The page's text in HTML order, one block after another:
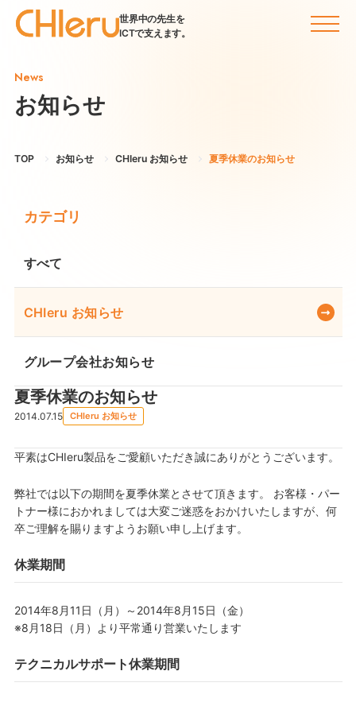
世界中の先生を
ICTで支えます。
News
お知らせ
TOP お知らせ CHIeru お知らせ 夏季休業のお知らせ
カテゴリ
すべて
CHIeru お知らせ
グループ会社お知らせ
夏季休業のお知らせ
2014.07.15 CHIeru お知らせ
平素はCHIeru製品をご愛顧いただき誠にありがとうございます。
弊社では以下の期間を夏季休業とさせて頂きます。 お客様・パー
トナー様におかれましては大変ご迷惑をおかけいたしますが、何
卒ご理解を賜りますようお願い申し上げます。
休業期間
2014年8月11日（月）～2014年8月15日（金）
※8月18日（月）より平常通り営業いたします
テクニカルサポート休業期間